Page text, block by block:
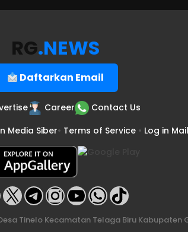
RG.NEWS
Daftarkan Email
Career
Contact Us
Media Siber• Terms of Service • Log in Mail
Tinelo Kecamatan Telaga Biru